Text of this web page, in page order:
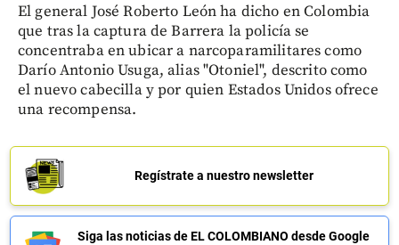
El general José Roberto León ha dicho en Colombia
que tras la captura de Barrera la policía se
concentraba en ubicar a narcoparamilitares como
Darío Antonio Usuga, alias "Otoniel", descrito como
el nuevo cabecilla y por quien Estados Unidos ofrece
una recompensa.
Regístrate a nuestro newsletter
Siga las noticias de EL COLOMBIANO desde Google